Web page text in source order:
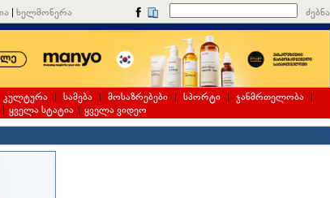
| ხელმოწერა ძებნა
კულტურა | სამება | მოსაზრებები | სპორტი | ჯანმრთელობა |
| ყველა სტატია | ყველა ვიდეო